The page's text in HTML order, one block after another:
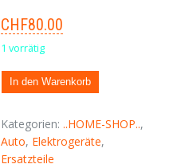
CHF80.00
1 vorrätig
In den Warenkorb
Kategorien:..HOME-SHOP..,
Auto, Elektrogeräte,
Ersatzteile